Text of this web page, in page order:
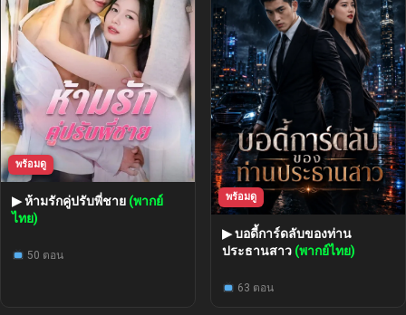
พร้อมดู
▶ ห้ามรักคู่ปรับพี่ชาย (พากย์
ไทย)
50 ตอน
พร้อมดู
▶ บอดี้การ์ดลับของท่าน
ประธานสาว (พากย์ไทย)
63 ตอน